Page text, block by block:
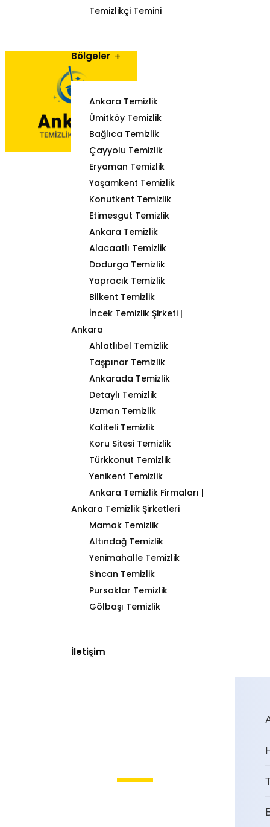
Temizlikçi Temini
Bölgeler
Ankara Temizlik
Ümitköy Temizlik
Bağlıca Temizlik
Çayyolu Temizlik
Eryaman Temizlik
Yaşamkent Temizlik
Konutkent Temizlik
Etimesgut Temizlik
Ankara Temizlik
Alacaatlı Temizlik
Dodurga Temizlik
Yapracık Temizlik
Bilkent Temizlik
İncek Temizlik Şirketi |
Ankara
Ahlatlıbel Temizlik
Taşpınar Temizlik
Ankarada Temizlik
Detaylı Temizlik
Uzman Temizlik
Kaliteli Temizlik
Koru Sitesi Temizlik
Türkkonut Temizlik
Yenikent Temizlik
Ankara Temizlik Firmaları |
Ankara Temizlik Şirketleri
Mamak Temizlik
Altındağ Temizlik
Yenimahalle Temizlik
Sincan Temizlik
Pursaklar Temizlik
Gölbaşı Temizlik
İletişim